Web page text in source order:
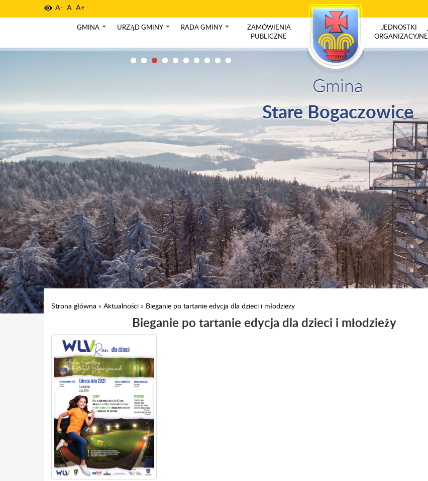
A- A A+
GMINA URZĄD GMINY RADA GMINY
ZAMÓWIENIA
PUBLICZNE
JEDNOSTKI
ORGANIZACYJNE
Gmina
Stare Bogaczowice
Strona główna » Aktualności » Bieganie po tartanie edycja dla dzieci i młodzieży
Bieganie po tartanie edycja dla dzieci i młodzieży